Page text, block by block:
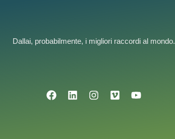
Dallai, probabilmente, i migliori raccordi al mondo.